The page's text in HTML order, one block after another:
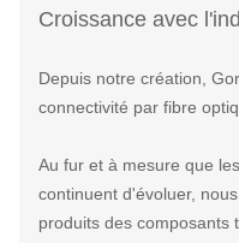
Croissance avec
Depuis notre création,
connectivité par fibre
Au fur et à mesure que
continuent d'évoluer,
produits des composants